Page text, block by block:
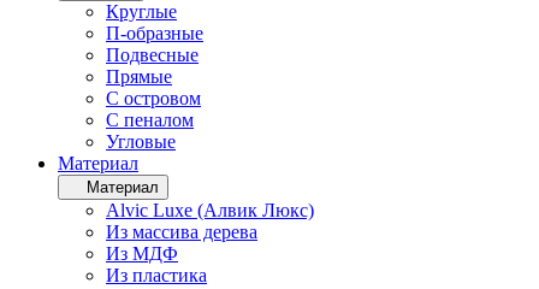
Круглые
П-образные
Подвесные
Прямые
С островом
С пеналом
Угловые
Материал
Материал
Alvic Luxe (Алвик Люкс)
Из массива дерева
Из МДФ
Из пластика